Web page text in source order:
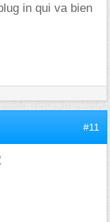
in qui va bien
#11